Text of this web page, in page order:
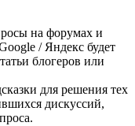
на форумах и
/ Яндекс будет
блогеров или
для решения тех
дискуссий,